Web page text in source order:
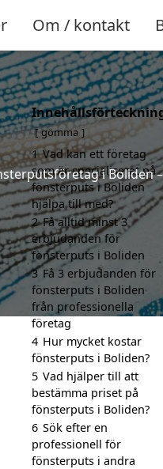
Om / kontakt
i Boliden
gömma
1 Vad kan ett företag
som är specialiserat på
fönsterputs i Boliden
hjälpa till med?
2 Få alltid minst 3
erbjudanden för
fönsterputs i Boliden
3 Få 3 erbjudanden för
fönsterputs i Boliden
från professionella
företag
4 Hur mycket kostar
fönsterputs i Boliden?
5 Vad hjälper till att
bestämma priset på
fönsterputs i Boliden?
6 Sök efter en
professionell för
fönsterputs i andra